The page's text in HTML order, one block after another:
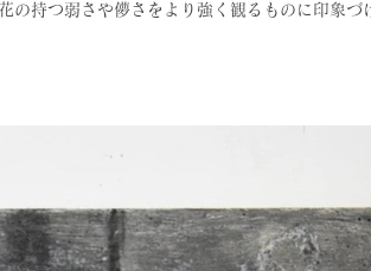
の持つ弱さや儚さをより強く観るものに印象づ